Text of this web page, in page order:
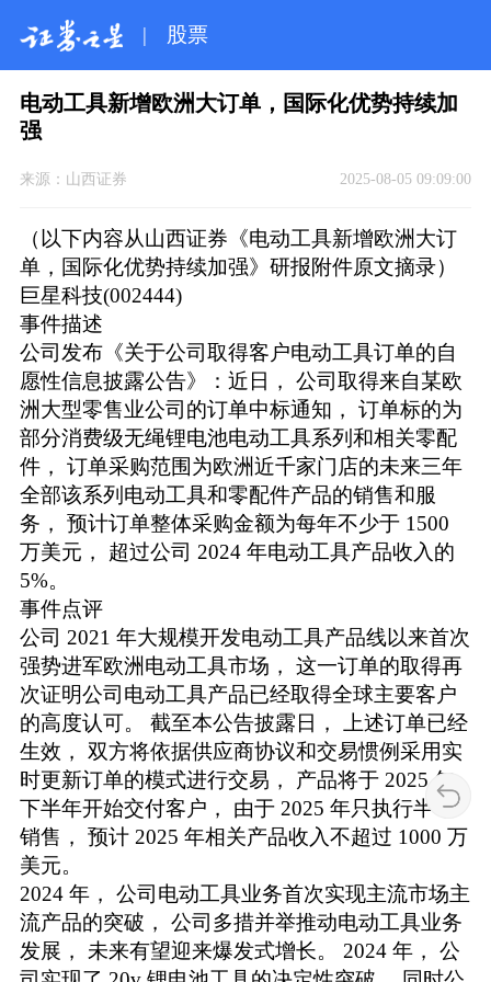
| 股票
电动工具新增欧洲大订单，国际化优势持续加
强
来源： 山西证券 2025-08-05 09:09:00
（以下内容从山西证券《电动工具新增欧洲大订
单，国际化优势持续加强》研报附件原文摘录）
巨星科技(002444)
事件描述
公司发布《关于公司取得客户电动工具订单的自
愿性信息披露公告》：近日， 公司取得来自某欧
洲大型零售业公司的订单中标通知， 订单标的为
部分消费级无绳锂电池电动工具系列和相关零配
件， 订单采购范围为欧洲近千家门店的未来三年
全部该系列电动工具和零配件产品的销售和服
务， 预计订单整体采购金额为每年不少于 1500
万美元， 超过公司 2024 年电动工具产品收入的
5%。
事件点评
公司 2021 年大规模开发电动工具产品线以来首次
强势进军欧洲电动工具市场， 这一订单的取得再
次证明公司电动工具产品已经取得全球主要客户
的高度认可。 截至本公告披露日， 上述订单已经
生效， 双方将依据供应商协议和交易惯例采用实
时更新订单的模式进行交易， 产品将于 2025 年
下半年开始交付客户， 由于 2025 年只执行半年
销售， 预计 2025 年相关产品收入不超过 1000 万
美元。
2024 年， 公司电动工具业务首次实现主流市场主
流产品的突破， 公司多措并举推动电动工具业务
发展， 未来有望迎来爆发式增长。 2024 年， 公